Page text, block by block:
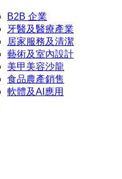
B2B 企業
牙醫及醫療產業
居家服務及清潔
藝術及室內設計
美甲美容沙龍
食品農產銷售
軟體及AI應用